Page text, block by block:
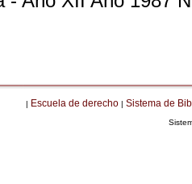
| Escuela de derecho | Sistema de